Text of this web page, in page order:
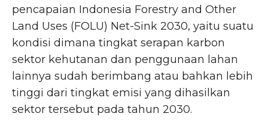
pencapaian Indonesia Forestry and Other
Land Uses (FOLU) Net-Sink 2030, yaitu suatu
kondisi dimana tingkat serapan karbon
sektor kehutanan dan penggunaan lahan
lainnya sudah berimbang atau bahkan lebih
tinggi dari tingkat emisi yang dihasilkan
sektor tersebut pada tahun 2030.